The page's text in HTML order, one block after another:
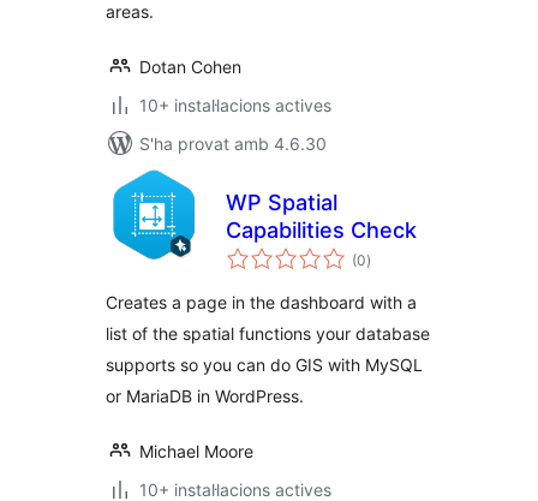
areas.
Dotan Cohen
10+ instal·lacions actives
S'ha provat amb 4.6.30
WP Spatial
Capabilities Check
(0puntuacions
totals
)
Creates a page in the dashboard with a
list of the spatial functions your database
supports so you can do GIS with MySQL
or MariaDB in WordPress.
Michael Moore
10+ instal·lacions actives